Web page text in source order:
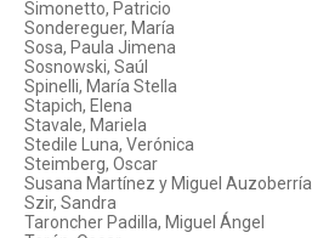
Simonetto, Patricio
Sondereguer, María
Sosa, Paula Jimena
Sosnowski, Saúl
Spinelli, María Stella
Stapich, Elena
Stavale, Mariela
Stedile Luna, Verónica
Steimberg, Oscar
Susana Martínez y Miguel Auzoberría
Szir, Sandra
Taroncher Padilla, Miguel Ángel